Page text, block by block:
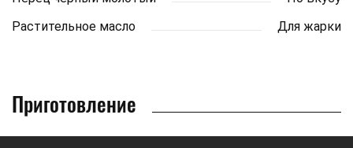
Растительное масло
Для жарки
Приготовление